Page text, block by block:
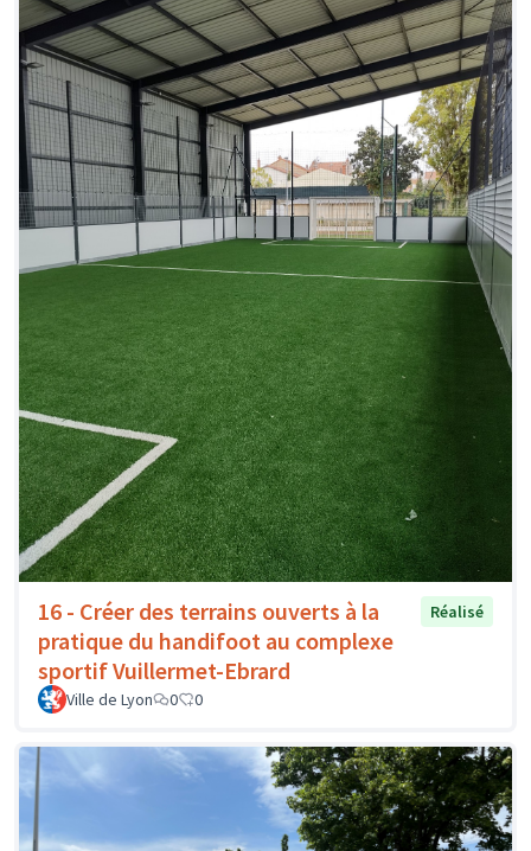
16 - Créer des terrains ouverts à la
pratique du handifoot au complexe
sportif Vuillermet-Ebrard
Réalisé
Ville de Lyon 0 0